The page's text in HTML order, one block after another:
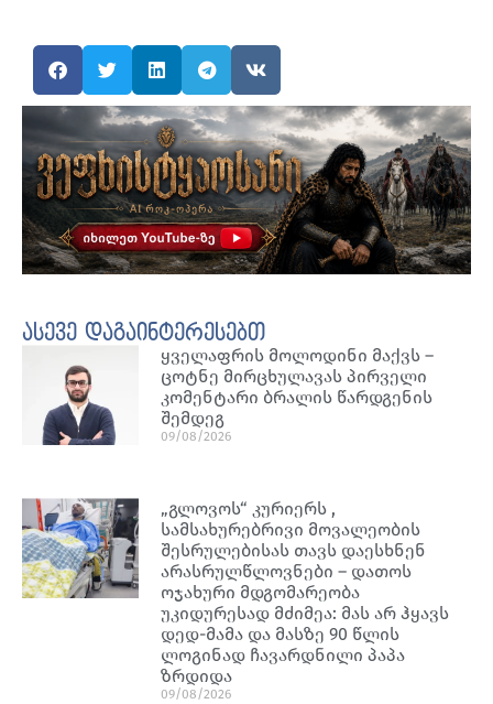
ასევე დაგაინტერესებთ
ყველაფრის მოლოდინი მაქვს –
ცოტნე მირცხულავას პირველი
კომენტარი ბრალის წარდგენის
შემდეგ
09/08/2026
„გლოვოს“ კურიერს ,
სამსახურებრივი მოვალეობის
შესრულებისას თავს დაესხნენ
არასრულწლოვნები – დათოს
ოჯახური მდგომარეობა
უკიდურესად მძიმეა: მას არ ჰყავს
დედ-მამა და მასზე 90 წლის
ლოგინად ჩავარდნილი პაპა
ზრდიდა
09/08/2026